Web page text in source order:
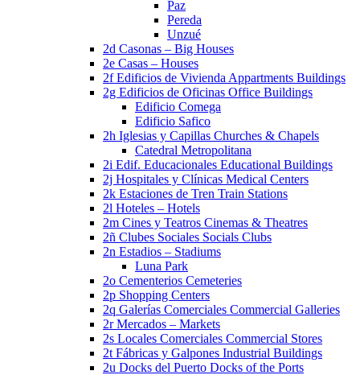
Paz
Pereda
Unzué
2d Casonas – Big Houses
2e Casas – Houses
2f Edificios de Vivienda Appartments Buildings
2g Edificios de Oficinas Office Buildings
Edificio Comega
Edificio Safico
2h Iglesias y Capillas Churches & Chapels
Catedral Metropolitana
2i Edif. Educacionales Educational Buildings
2j Hospitales y Clínicas Medical Centers
2k Estaciones de Tren Train Stations
2l Hoteles – Hotels
2m Cines y Teatros Cinemas & Theatres
2ñ Clubes Sociales Socials Clubs
2n Estadios – Stadiums
Luna Park
2o Cementerios Cemeteries
2p Shopping Centers
2q Galerías Comerciales Commercial Galleries
2r Mercados – Markets
2s Locales Comerciales Commercial Stores
2t Fábricas y Galpones Industrial Buildings
2u Docks del Puerto Docks of the Ports